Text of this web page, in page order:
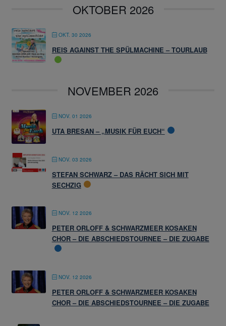
OKTOBER 2026
OKT. 30 2026
REIS AGAINST THE SPÜLMACHINE – TOURLAUB
NOVEMBER 2026
NOV. 01 2026
UTA BRESAN – „MUSIK FÜR EUCH“
NOV. 03 2026
STEFAN SCHWARZ – DAS RÄCHT SICH MIT
SECHZIG
NOV. 12 2026
PETER ORLOFF & SCHWARZMEER KOSAKEN
CHOR – DIE ABSCHIEDSTOURNEE – DIE ZUGABE
NOV. 12 2026
PETER ORLOFF & SCHWARZMEER KOSAKEN
CHOR – DIE ABSCHIEDSTOURNEE – DIE ZUGABE